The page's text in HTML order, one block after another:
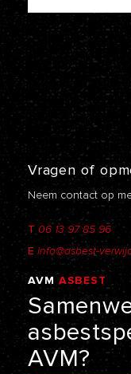
Vragen of
Neem contact op
T 06 13 97 85 96
E info@asbest-
AVM ASBEST
AVM?